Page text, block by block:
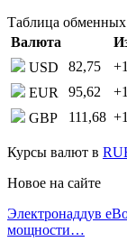
Таблица обменных
Валюта
USD
82,75
EUR
95,62
GBP
111,68
Курсы валют в
Новое на сайте
Электронаддув
мощности…